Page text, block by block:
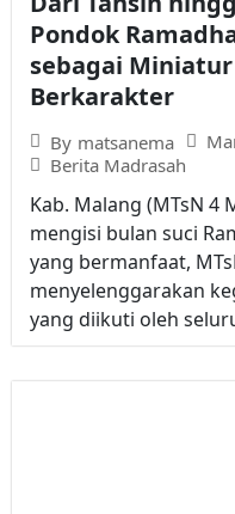
Pondok
sebagai
Berkarakter
By matsanema
Berita Madrasah
Kab. Malang (MTsN 4
mengisi bulan suci
yang bermanfaat,
menyelenggarakan
yang diikuti oleh